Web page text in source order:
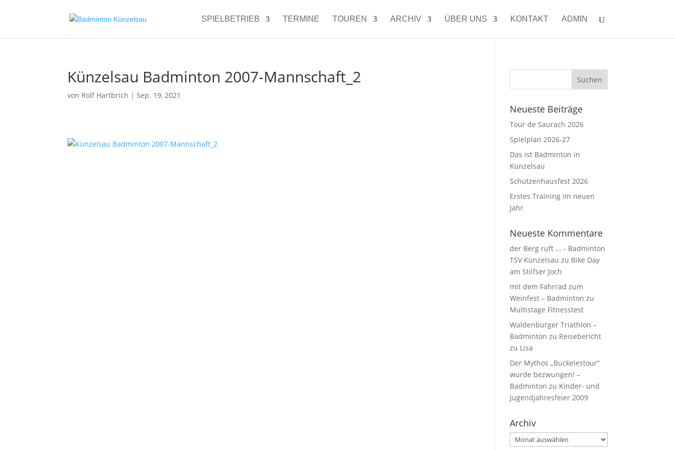
SPIELBETRIEB TERMINE TOUREN ARCHIV ÜBER UNS KONTAKT ADMIN
Künzelsau Badminton 2007-Mannschaft_2
von Rolf Hartbrich |Sep. 19, 2021
Neueste Beiträge
Tour de Saurach 2026
Spielplan 2026-27
Das ist Badminton in
Künzelsau
Schützenhausfest 2026
Erstes Training im neuen
Jahr
Neueste Kommentare
der Berg ruft ... - Badminton
TSV Künzelsau zu Bike Day
am Stilfser Joch
mit dem Fahrrad zum
Weinfest – Badminton zu
Multistage Fitnesstest
Waldenburger Triathlon –
Badminton zu Reisebericht
zu Lisa
Der Mythos „Buckelestour“
wurde bezwungen! –
Badminton zu Kinder- und
Jugendjahresfeier 2009
Archiv